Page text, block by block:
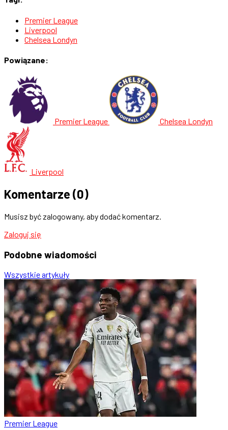
Premier League
Liverpool
Chelsea Londyn
Powiązane:
Premier League Chelsea Londyn
Liverpool
Komentarze (0)
Musisz być zalogowany, aby dodać komentarz.
Zaloguj się
Podobne wiadomości
Wszystkie artykuły
Premier League